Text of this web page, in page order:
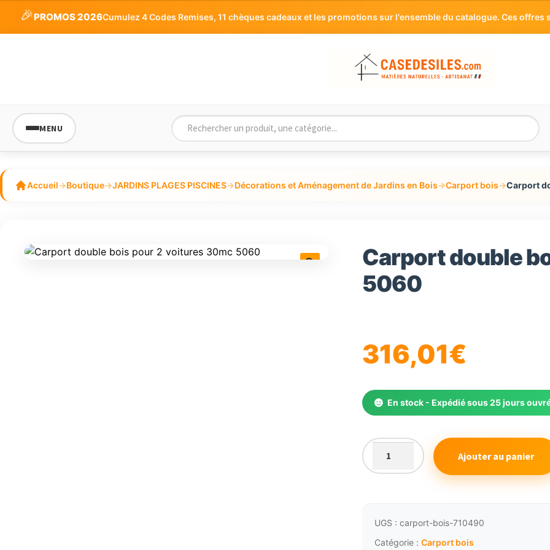
🎉PROMOS 2026Cumulez 4 Codes Remises, 11 chèques cadeaux et les promotions sur l'ensemble du catalogue. Ces
MENU
Accueil→Boutique→JARDINS PLAGES PISCINES→Décorations et Aménagement de Jardins en Bois→Carport bois→Carport
Carport double
5060
316,01€
En stock - Expédié sous 25 jours
quantité
de
bois
pour
Ajouter au panier
UGS : carport-bois-710490
Catégorie : Carport bois